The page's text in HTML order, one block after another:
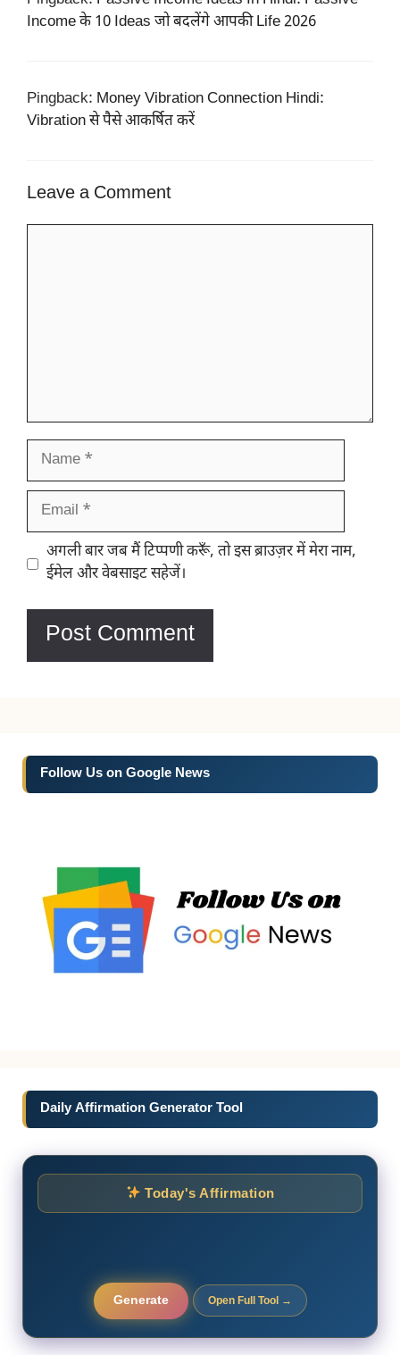
Income के 10 Ideas जो बदलेंगे आपकी Life 2026
Pingback: Money Vibration Connection Hindi:
Vibration से पैसे आकर्षित करें
Leave a Comment
Name
Email
Website
अगली बार जब मैं टिप्पणी करूँ, तो इस ब्राउज़र में मेरा नाम,
ईमेल और वेबसाइट सहेजें।
Follow Us on Google News
Daily Affirmation Generator Tool
Today's Affirmation
Generate Open Full Tool →